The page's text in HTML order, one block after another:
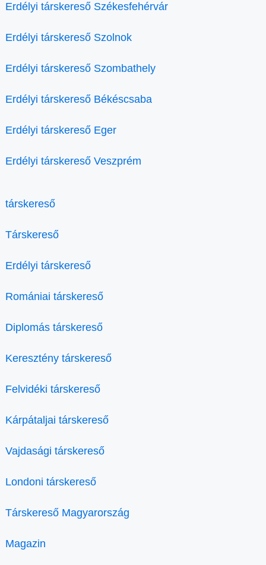
Erdélyi társkereső Székesfehérvár
Erdélyi társkereső Szolnok
Erdélyi társkereső Szombathely
Erdélyi társkereső Békéscsaba
Erdélyi társkereső Eger
Erdélyi társkereső Veszprém
társkereső
Társkereső
Erdélyi társkereső
Romániai társkereső
Diplomás társkereső
Keresztény társkereső
Felvidéki társkereső
Kárpátaljai társkereső
Vajdasági társkereső
Londoni társkereső
Társkereső Magyarország
Magazin